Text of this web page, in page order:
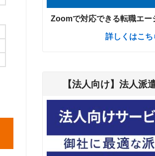
Zoomで対応できる転職エー
詳しくはこち
【法人向け】法人派